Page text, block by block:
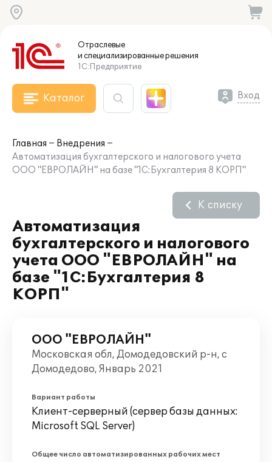
Отраслевые
и специализированныерешения
1С:Предприятие
Каталог Вход
Главная
Внедрения
Автоматизация бухгалтерского и налогового учета
ООО "ЕВРОЛАЙН" на базе "1С:Бухгалтерия 8 КОРП"
Автоматизация
бухгалтерского и налогового
учета ООО "ЕВРОЛАЙН" на
базе "1С:Бухгалтерия 8
КОРП"
К списку
ООО "ЕВРОЛАЙН"
Московская обл, Домодедовский р-н, с
Домодедово, Январь 2021
Вариант работы
Клиент-серверный (сервер базы данных:
Microsoft SQL Server)
Общее число автоматизированных рабочих мест